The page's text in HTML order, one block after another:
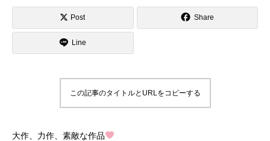
Post Share
Line
この記事のタイトルとURLをコピーする
大作、力作、素敵な作品